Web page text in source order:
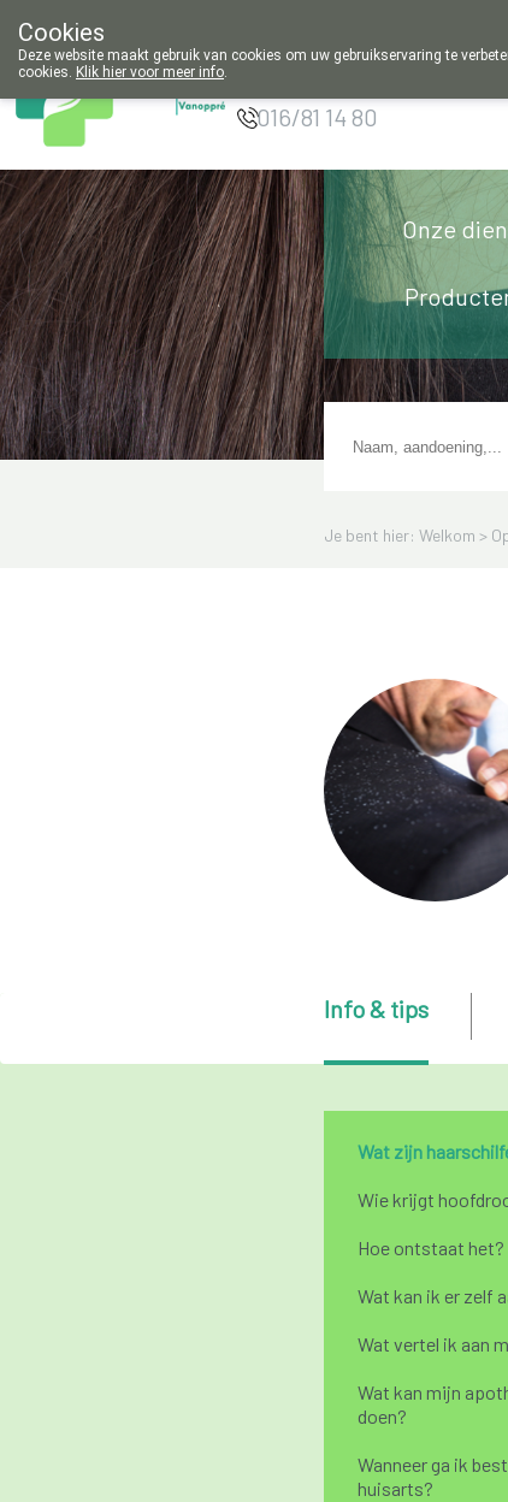
Apotheek
Vanoppré Tienen
016/81 14 80
Onze
Je bent hier: Welkom >
Wat zijn
Wie krijgt
Hoe ontstaat het?
Wat kan ik er zelf
Wat vertel ik aan
Wat kan mijn
doen?
Wanneer ga ik
huisarts?
Info & tips
Cookies
Deze website maakt gebruik van cookies om uw gebruikservaring te
cookies. Klik hier voor meer info.